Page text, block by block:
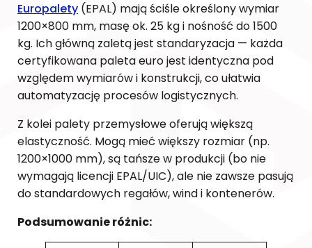
Europalety (EPAL) mają ściśle określony wymiar
1200×800 mm, masę ok. 25 kg i nośność do 1500
kg. Ich główną zaletą jest standaryzacja — każda
certyfikowana paleta euro jest identyczna pod
względem wymiarów i konstrukcji, co ułatwia
automatyzację procesów logistycznych.
Z kolei palety przemysłowe oferują większą
elastyczność. Mogą mieć większy rozmiar (np.
1200×1000 mm), są tańsze w produkcji (bo nie
wymagają licencji EPAL/UIC), ale nie zawsze pasują
do standardowych regałów, wind i kontenerów.
Podsumowanie różnic: